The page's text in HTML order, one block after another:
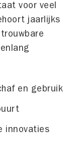
voor veel
jaarlijks
en gebruik
innovaties